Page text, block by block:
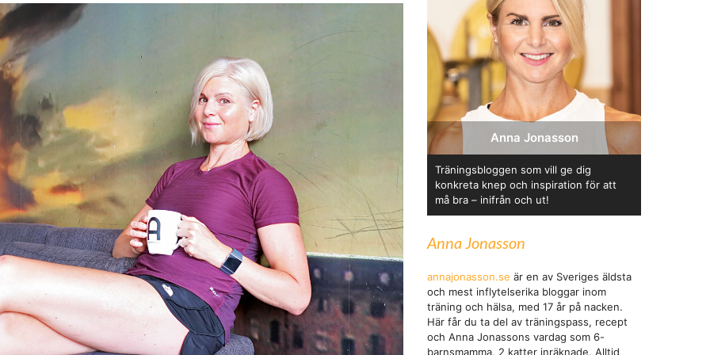
Anna Jonasson
Träningsbloggen som vill ge dig
konkreta knep och inspiration för att
må bra – inifrån och ut!
Anna Jonasson
annajonasson.se är en av Sveriges äldsta
och mest inflytelserika bloggar inom
träning och hälsa, med 17 år på nacken.
Här får du ta del av träningspass, recept
och Anna Jonassons vardag som 6-
barnsmamma, 2 katter inräknade. Alltid